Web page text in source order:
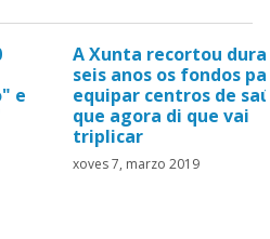
Hemeroteca
e
A Xunta recortou
seis anos os fondos
equipar centros de
que agora di que vai
triplicar
xoves 7, marzo 2019